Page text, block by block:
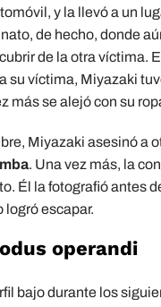
y la llevó a un
de hecho, donde
de la otra víctima.
su víctima, Miyazaki
más se alejó con su
Miyazaki asesinó a
. Una vez más, la
Él la fotografió antes
logró escapar.
operandi
bajo durante los